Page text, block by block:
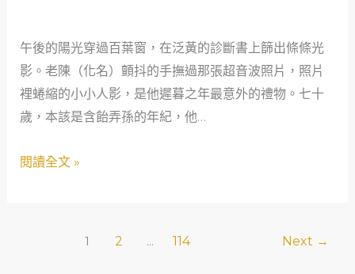
特
教
老
師
親
午後的陽光穿過百葉窗，在泛黃的診斷書上篩出條條光
影。老陳（化名）顫抖的手撫過那張超音波照片，照片
裡蜷縮的小小人影，是他遲暮之年最意外的禮物。七十
歲，本該是含飴弄孫的年紀，他…
的
盼
望
—
位
閱讀全文 »
1 2 ... 114 Next →